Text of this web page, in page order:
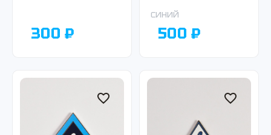
300 ₽
тёмно-синий
синий
500 ₽